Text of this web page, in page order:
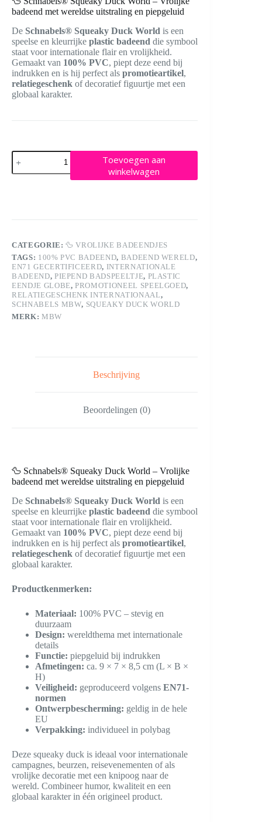
badeend met wereldse uitstraling en piepgeluid
De Schnabels® Squeaky Duck World is een
speelse en kleurrijke plastic badeend die symbool
staat voor internationale flair en vrolijkheid.
Gemaakt van 100% PVC, piept deze eend bij
indrukken en is hij perfect als promotieartikel,
relatiegeschenk of decoratief figuurtje met een
globaal karakter.
Schnabels®
Squeaky
Duck
Toevoegen aan
winkelwagen
CATEGORIE:🦆 VROLIJKE BADEENDJES
TAGS: 100% PVC BADEEND, BADEEND WERELD,
EN71 GECERTIFICEERD, INTERNATIONALE
BADEEND, PIEPEND BADSPEELTJE, PLASTIC
EENDJE GLOBE,PROMOTIONEEL SPEELGOED,
RELATIEGESCHENK INTERNATIONAAL,
SCHNABELS MBW, SQUEAKY DUCK WORLD
MERK: MBW
Beschrijving
Beoordelingen (0)
🦆 Schnabels® Squeaky Duck World – Vrolijke
badeend met wereldse uitstraling en piepgeluid
De Schnabels® Squeaky Duck World is een
speelse en kleurrijke plastic badeend die symbool
staat voor internationale flair en vrolijkheid.
Gemaakt van 100% PVC, piept deze eend bij
indrukken en is hij perfect als promotieartikel,
relatiegeschenk of decoratief figuurtje met een
globaal karakter.
Productkenmerken:
Materiaal: 100% PVC – stevig en
duurzaam
Design: wereldthema met internationale
details
Functie: piepgeluid bij indrukken
Afmetingen: ca. 9 × 7 × 8,5 cm (L × B ×
H)
Veiligheid: geproduceerd volgens EN71-
normen
Ontwerpbescherming: geldig in de hele
EU
Verpakking: individueel in polybag
Deze squeaky duck is ideaal voor internationale
campagnes, beurzen, reisevenementen of als
vrolijke decoratie met een knipoog naar de
wereld. Combineer humor, kwaliteit en een
globaal karakter in één origineel product.